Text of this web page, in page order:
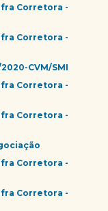
Corretora -
Corretora -
CVM/SMI
Corretora -
Corretora -
Corretora -
Corretora -